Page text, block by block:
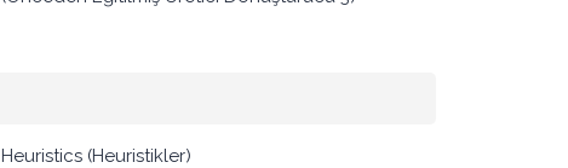
Heuristics (Heuristikler)